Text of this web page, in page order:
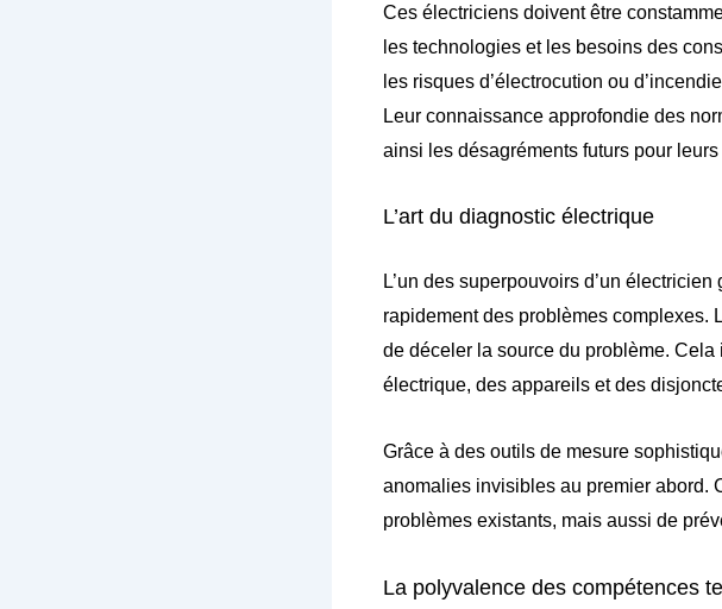
Ces électriciens doivent être
les technologies et les besoins des
les risques d’électrocution ou
Leur connaissance approfondie des
ainsi les désagréments futurs pour leurs
L’art du diagnostic électrique
L’un des superpouvoirs d’un
rapidement des problèmes complexes.
de déceler la source du problème.
électrique, des appareils et des
Grâce à des outils de mesure
anomalies invisibles au premier abord.
problèmes existants, mais aussi de
La polyvalence des compétences